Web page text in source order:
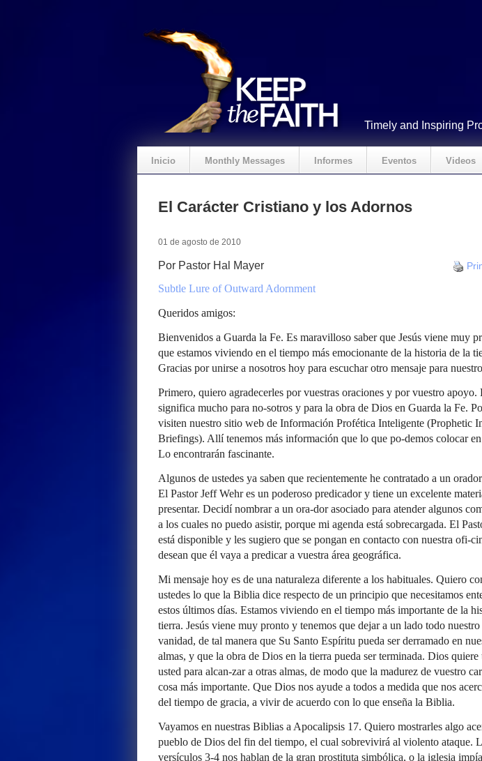
Timely and Inspiring
Inicio Monthly Messages Informes Eventos Videos
El Carácter Cristiano y los Adornos
01 de agosto de 2010
Por Pastor Hal Mayer
Subtle Lure of Outward Adornment
Queridos amigos:
Bienvenidos a Guarda la Fe. Es maravilloso saber que Jesús viene muy
que estamos viviendo en el tiempo más emocionante de la historia de la
Gracias por unirse a nosotros hoy para escuchar otro mensaje para
Primero, quiero agradecerles por vuestras oraciones y por vuestro apoyo.
significa mucho para no-sotros y para la obra de Dios en Guarda la Fe.
visiten nuestro sitio web de Información Profética Inteligente (Prophetic
Briefings). Allí tenemos más información que lo que po-demos colocar
Lo encontrarán fascinante.
Algunos de ustedes ya saben que recientemente he contratado a un
El Pastor Jeff Wehr es un poderoso predicador y tiene un excelente
presentar. Decidí nombrar a un ora-dor asociado para atender algunos
a los cuales no puedo asistir, porque mi agenda está sobrecargada. El
está disponible y les sugiero que se pongan en contacto con nuestra ofi-
desean que él vaya a predicar a vuestra área geográfica.
Mi mensaje hoy es de una naturaleza diferente a los habituales. Quiero
ustedes lo que la Biblia dice respecto de un principio que necesitamos
estos últimos días. Estamos viviendo en el tiempo más importante de la
tierra. Jesús viene muy pronto y tenemos que dejar a un lado todo
vanidad, de tal manera que Su Santo Espíritu pueda ser derramado en
almas, y que la obra de Dios en la tierra pueda ser terminada. Dios quiere
usted para alcan-zar a otras almas, de modo que la madurez de vuestro
cosa más importante. Que Dios nos ayude a todos a medida que nos
del tiempo de gracia, a vivir de acuerdo con lo que enseña la Biblia.
Vayamos en nuestras Biblias a Apocalipsis 17. Quiero mostrarles algo
pueblo de Dios del fin del tiempo, el cual sobrevivirá al violento ataque.
versículos 3-4 nos hablan de la gran prostituta simbólica, o la iglesia